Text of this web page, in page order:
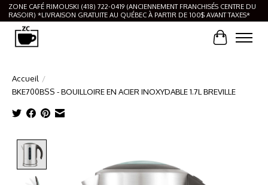
ZONE CAFÉ RIMOUSKI (418) 722-0419 (ANCIENNEMENT FRANCHISÉS CENTRE DU
RASOIR) *LIVRAISON GRATUITE AU QUÉBEC À PARTIR DE 100$ AVANT TAXES*
Panier
Accueil /
BKE700BSS - BOUILLOIRE EN ACIER INOXYDABLE 1.7L BREVILLE